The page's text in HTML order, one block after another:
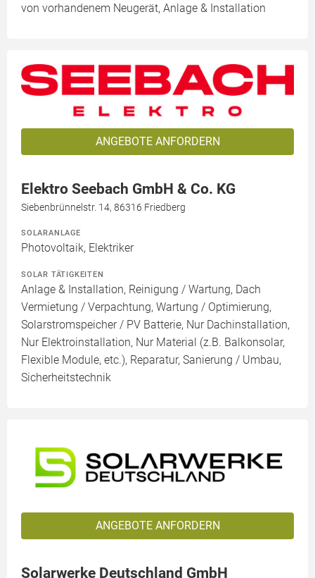
von vorhandenem Neugerät, Anlage & Installation
ANGEBOTE ANFORDERN
Elektro Seebach GmbH & Co. KG
Siebenbrünnelstr. 14, 86316 Friedberg
SOLARANLAGE
Photovoltaik, Elektriker
SOLAR TÄTIGKEITEN
Anlage & Installation, Reinigung / Wartung, Dach
Vermietung / Verpachtung, Wartung / Optimierung,
Solarstromspeicher / PV Batterie, Nur Dachinstallation,
Nur Elektroinstallation, Nur Material (z.B. Balkonsolar,
Flexible Module, etc.), Reparatur, Sanierung / Umbau,
Sicherheitstechnik
ANGEBOTE ANFORDERN
Solarwerke Deutschland GmbH